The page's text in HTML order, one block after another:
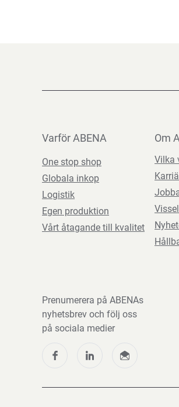
Varför ABENA
One stop shop
Globala inkop
Logistik
Egen produktion
Vårt åtagande till kvalitet
Om
Vilka
Prenumerera på ABENAs
nyhetsbrev och följ oss
på sociala medier